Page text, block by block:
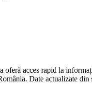
oferă acces rapid la
Date actualizate din